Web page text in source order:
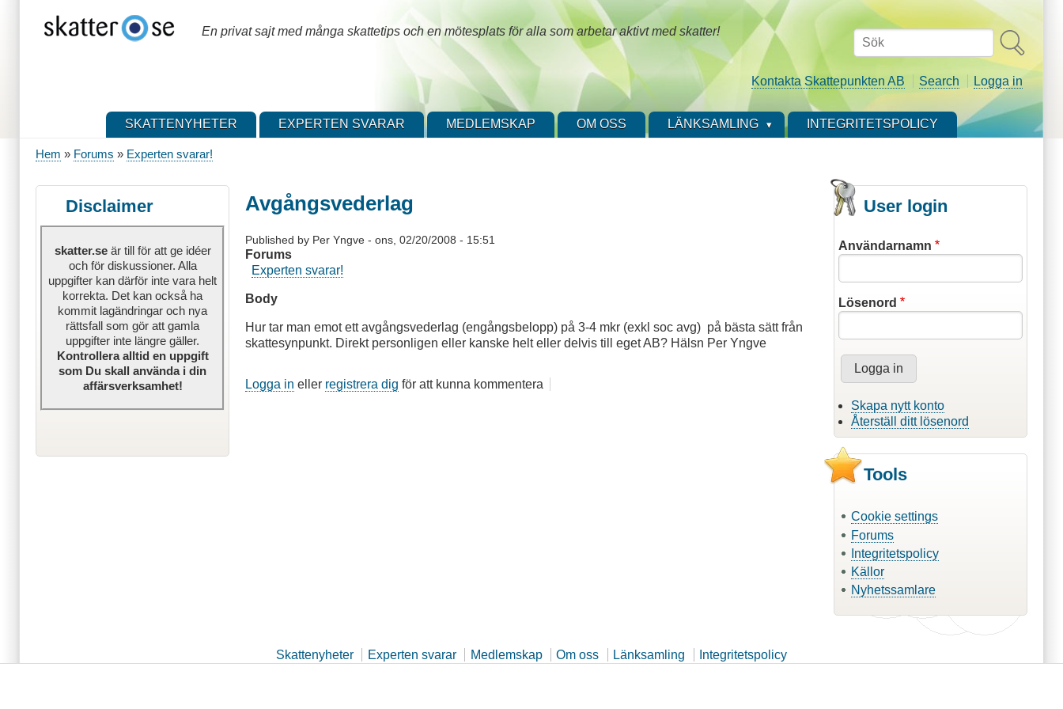
huvudinnehåll
Sök
Kontakta Skattepunkten AB Search Logga in
En privat sajt med många skattetips och en mötesplats för alla som arbetar aktivt med skatter!
SKATTENYHETER EXPERTEN SVARAR MEDLEMSKAP OM OSS LÄNKSAMLING INTEGRITETSPOLICY
Hem Forums Experten svarar!
Disclaimer
skatter.seär till för att ge idéer
och för diskussioner. Alla
uppgifter kan därför inte vara helt
korrekta. Det kan också ha
kommit lagändringar och nya
rättsfall som gör att gamla
uppgifter inte längre gäller.
Kontrollera alltid en uppgift
som Du skall använda i din
affärsverksamhet!
Avgångsvederlag
Published by Per Yngve -ons, 02/20/2008 - 15:51
Forums
Experten svarar!
Body
Hur tar man emot ett avgångsvederlag (engångsbelopp) på 3-4 mkr (exkl soc avg) på bästa sätt från
skattesynpunkt. Direkt personligen eller kanske helt eller delvis till eget AB? Hälsn Per Yngve
Logga in eller registrera dig för att kunna kommentera
User login
Användarnamn
Lösenord
Skapa nytt konto
Återställ ditt lösenord
Tools
Cookie settings
Forums
Integritetspolicy
Källor
Nyhetssamlare
Skattenyheter Experten svarar Medlemskap Om oss Länksamling Integritetspolicy